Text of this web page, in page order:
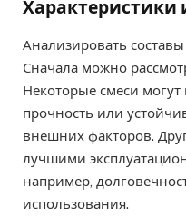
Характеристики
Анализировать
Сначала можно
Некоторые смеси
прочность или
внешних факторов.
лучшими
например,
использования.